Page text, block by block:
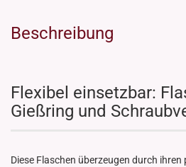
Beschreibung
Flexibel einsetzbar:
Gießring und
Diese Flaschen überzeugen durch ihren